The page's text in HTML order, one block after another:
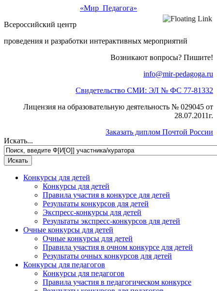
«Мир Педагога»
Всероссийский центр
проведения и разработки интерактивных мероприятий
Возникают вопросы? Пишите!
info@mir-pedagoga.ru
Свидетельство СМИ: ЭЛ № ФС 77-81332
Лицензия на образовательную деятельность № 029045 от
28.07.2011г.
Заказать диплом Почтой России
Искать...
Конкурсы для детей
Конкурсы для детей
Правила участия в конкурсе для детей
Результаты конкурсов для детей
Экспресс-конкурсы для детей
Результаты экспресс-конкурсов для детей
Очные конкурсы для детей
Очные конкурсы для детей
Правила участия в очном конкурсе для детей
Результаты очных конкурсов для детей
Конкурсы для педагогов
Конкурсы для педагогов
Правила участия в педагогическом конкурсе